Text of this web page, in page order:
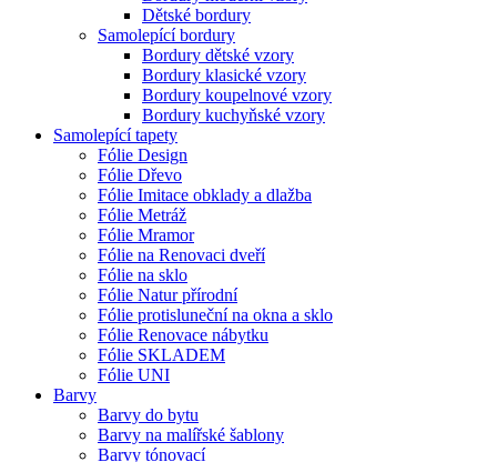
Dětské bordury
Samolepící bordury
Bordury dětské vzory
Bordury klasické vzory
Bordury koupelnové vzory
Bordury kuchyňské vzory
Samolepící tapety
Fólie Design
Fólie Dřevo
Fólie Imitace obklady a dlažba
Fólie Metráž
Fólie Mramor
Fólie na Renovaci dveří
Fólie na sklo
Fólie Natur přírodní
Fólie protisluneční na okna a sklo
Fólie Renovace nábytku
Fólie SKLADEM
Fólie UNI
Barvy
Barvy do bytu
Barvy na malířské šablony
Barvy tónovací